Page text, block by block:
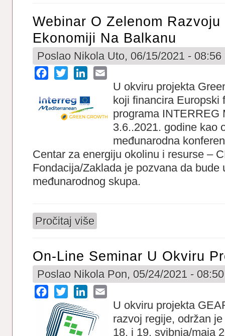
Webinar O Zelenom
Ekonomiji Na Balkanu
Poslao Nikola Uto, 06/15/2021 - 08:56
Facebook
Twitter LinkedIn
U okviru projekta
koji financira Europski
programa INTERREG
3.6..2021. godine kao
međunarodna
Centar za energiju okolinu i resurse –
Fondacija/Zaklada je pozvana da bude
međunarodnog skupa.
Pročitaj više
On-Line Seminar U Okviru
Poslao NikolaPon, 05/24/2021 - 08:50
Facebook
Twitter LinkedIn
U okviru projekta
razvoj regije, održan
18. i 19. svibnja/maja